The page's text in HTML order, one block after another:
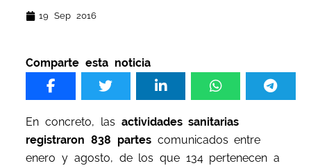
19 Sep 2016
Comparte esta noticia
En concreto, las actividades sanitarias
registraron 838 partes comunicados entre
enero y agosto, de los que 134 pertenecen a